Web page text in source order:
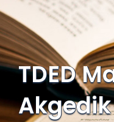
TDED
Akgedik